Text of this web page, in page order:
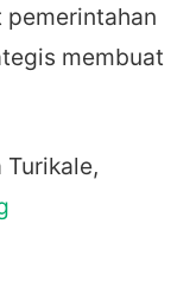
pemerintahan
membuat